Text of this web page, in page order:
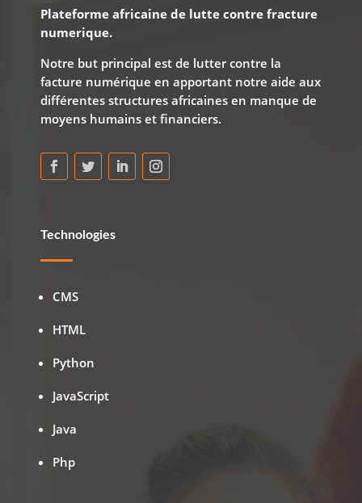
Plateforme africaine de lutte contre fracture
numerique.
Notre but principal est de lutter contre la
facture numérique en apportant notre aide aux
différentes structures africaines en manque de
moyens humains et financiers.
Technologies
CMS
HTML
Python
JavaScript
Java
Php